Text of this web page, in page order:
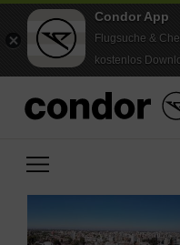
Condor App
Flugsuche &
kostenlos